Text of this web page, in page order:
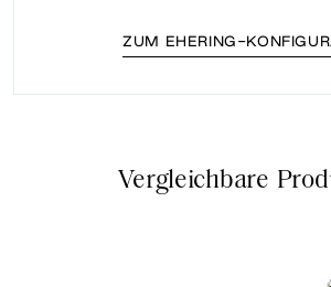
ZUM EHERING-
Vergleichbare